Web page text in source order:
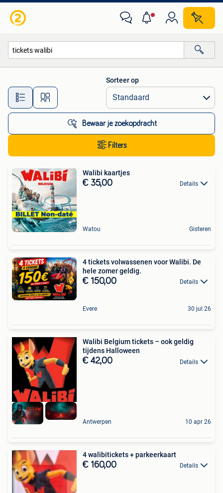
Alle afstanden…
Sorteer op
Bewaar je zoekopdracht
Filters
Walibi kaartjes
€ 35,00 Details
Watou Gisteren
4 tickets volwassenen voor Walibi. De
hele zomer geldig.
€ 150,00 Details
Evere 30 jul 26
Walibi Belgium tickets – ook geldig
tijdens Halloween
€ 42,00 Details
Antwerpen 10 apr 26
4 walibitickets + parkeerkaart
€ 160,00 Details